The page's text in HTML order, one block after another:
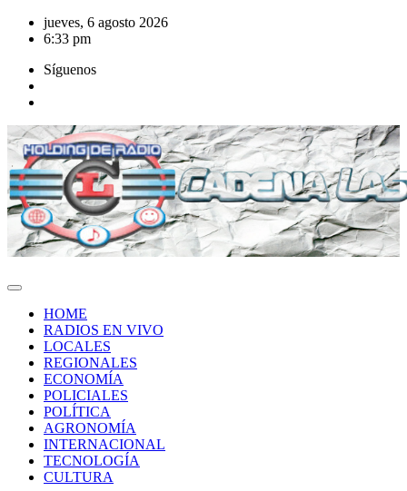
Saltar
jueves, 6 agosto 2026
6:33 pm
Síguenos
HOME
RADIOS EN VIVO
LOCALES
REGIONALES
ECONOMÍA
POLICIALES
POLÍTICA
AGRONOMÍA
INTERNACIONAL
TECNOLOGÍA
CULTURA